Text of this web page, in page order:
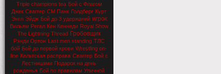
Triple champions tea Бой с Флагом
Джек Сваггер СМ Панк Голдберг Курт
Энгл Эйдж Бой до 3 удержаний игрок
Вильям Регал Кен Кеннеди Royal Show
The Lightning Thread Гробовщик
Рэнди Ортон Last men standing ТЛС
бой Бой до первой крови Wrestling on-
line Кельтская расправа Сваггер Бой с
Лестницами Подарок на день
рожденья Бой по правилам Уличной